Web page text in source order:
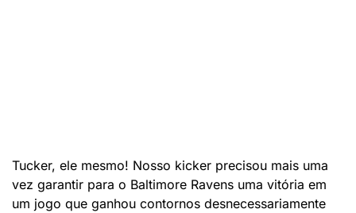
Tucker, ele mesmo! Nosso kicker precisou mais uma
vez garantir para o Baltimore Ravens uma vitória em
um jogo que ganhou contornos desnecessariamente